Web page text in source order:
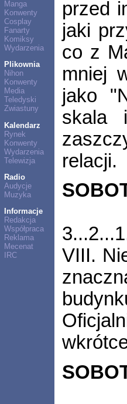
Manga
Konwenty
Cosplay
Fanarty
Komiksy
Wydarzenia
Plikownia
Nihon
Konwenty
Media
Teledyski
Zwiastuny
Kalendarz
Rynek
Konwenty
Wydarzenia
Telewizja
Radio
Audycje
Muzyka
Informacje
Redakcja
Współpraca
Reklama
Mecenat
IRC
przed
jaki
co z
mniej
jako
skala
relacji.
VIII.